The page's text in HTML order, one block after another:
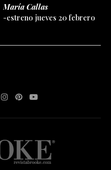
María Callas
-estreno jueves 20 febrero